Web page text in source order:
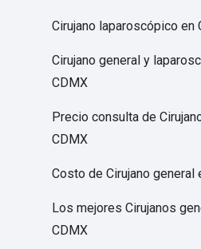
Cirujano laparoscópico en
Cirujano general y
CDMX
Precio consulta de
CDMX
Costo de Cirujano general
Los mejores Cirujanos
CDMX